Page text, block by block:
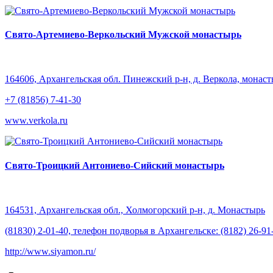
Свято-Артемиево-Веркольский Мужской монастырь
164606, Архангельская обл. Пинежский р-н, д. Веркола,
+7 (81856) 7-41-30
www.verkola.ru
Свято-Троицкий Антониево-Сийский монастырь
164531, Архангельская обл., Холмогорский р-н, д. Монастырь
(81830) 2-01-40, телефон подворья в Архангельске: (8182) 26-
http://www.siyamon.ru/